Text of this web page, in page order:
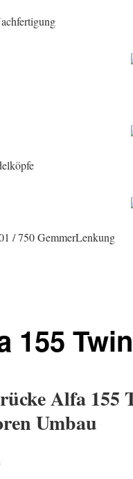
/ 750 GemmerLenkung
155
Alfa
Umbau